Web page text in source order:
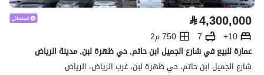
⃁4,300,000
10+
7
750 م2
عمارة للبيع في شارع الجميل ابن حاتم, حي ظهرة لبن, مدينة الرياض
شارع الجميل ابن حاتم، حي ظهرة لبن، غرب الرياض، الرياض